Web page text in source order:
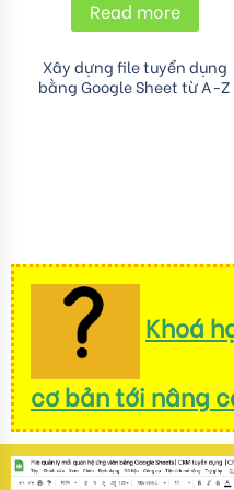
Read more
Xây dựng file tuyển dụng
bằng Google Sheet từ A-Z
Khoá
cơ bản tới nâng